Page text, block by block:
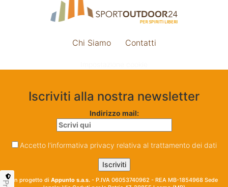
Chi Siamo Contatti
Iscriviti alla nostra newsletter
Indirizzo mail:
Accetto l'informativa privacy relativa al trattamento dei dati
Un progetto di Appunto s.a.s. - P.IVA 06053740962 - REA MB-1854968 Sede